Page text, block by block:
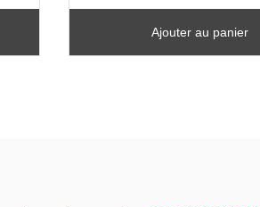
Ajouter au panier